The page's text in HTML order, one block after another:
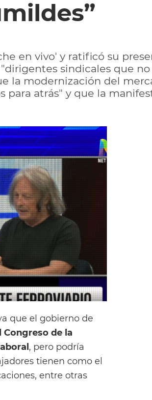
en vivo' y ratificó su
sindicales que
la modernización del
para atrás" y que la
que el gobierno de
Congreso de la
, pero podría
tienen como el
entre otras